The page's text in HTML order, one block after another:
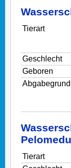
Tierart
Geschlecht
Geboren
Abgabegrund
Tierart